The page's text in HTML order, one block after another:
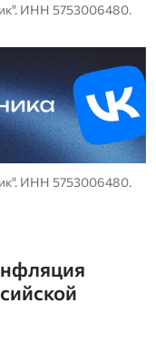
ИНН 5753006480.
ИНН 5753006480.